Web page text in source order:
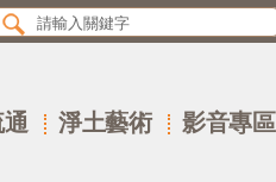
淨土藝術 影音專區